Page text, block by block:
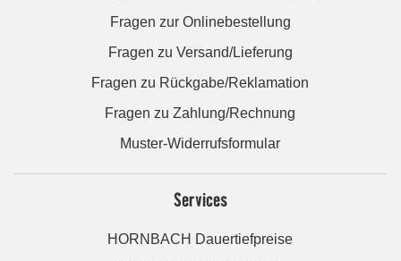
Fragen zur Onlinebestellung
Fragen zu Versand/Lieferung
Fragen zu Rückgabe/Reklamation
Fragen zu Zahlung/Rechnung
Muster-Widerrufsformular
Services
HORNBACH Dauertiefpreise